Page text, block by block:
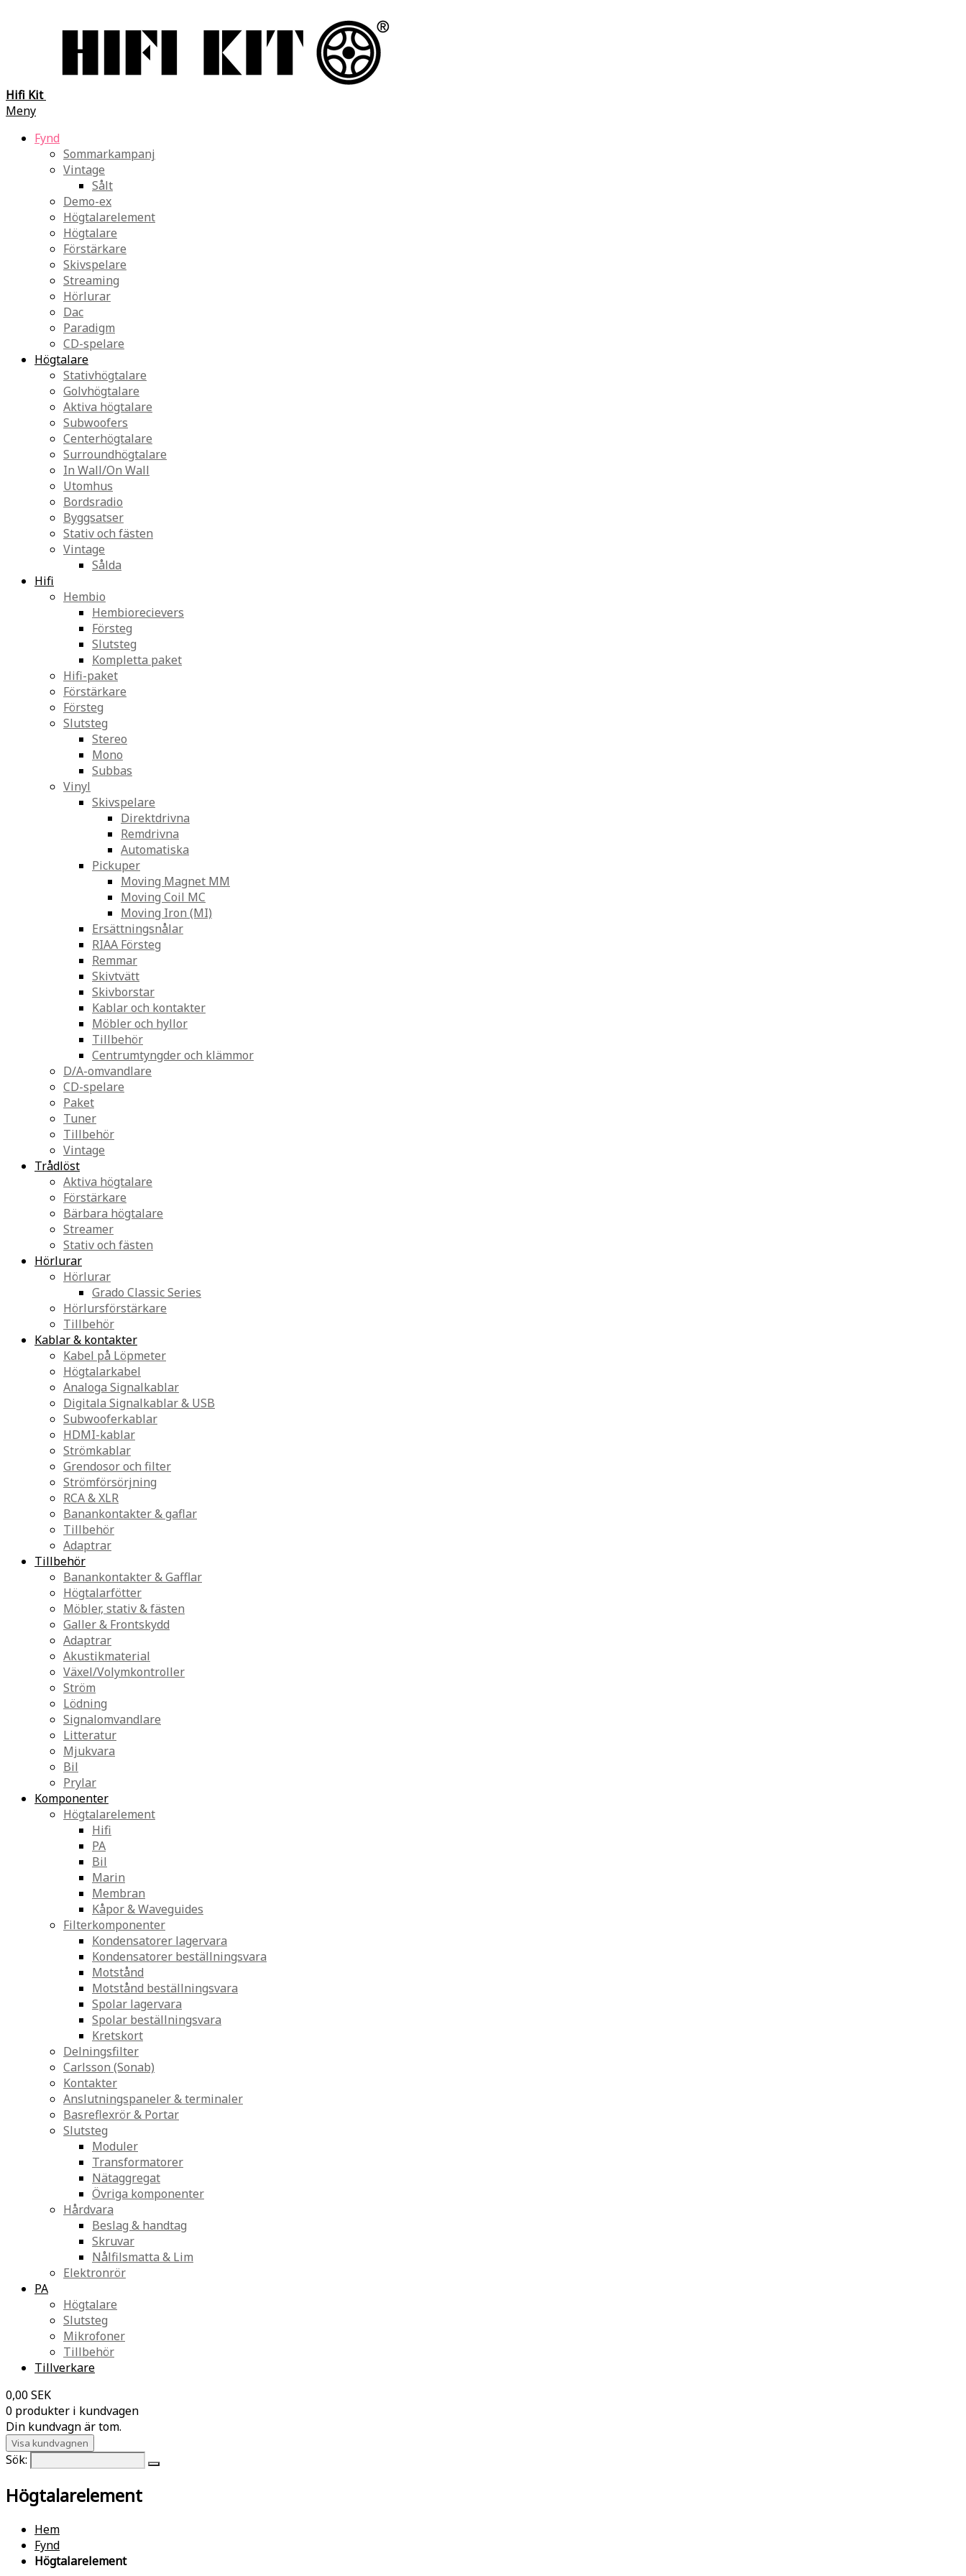
Hifi Kit
Meny
Fynd
Sommarkampanj
Vintage
Sålt
Demo-ex
Högtalarelement
Högtalare
Förstärkare
Skivspelare
Streaming
Hörlurar
Dac
Paradigm
CD-spelare
Högtalare
Stativhögtalare
Golvhögtalare
Aktiva högtalare
Subwoofers
Centerhögtalare
Surroundhögtalare
In Wall/On Wall
Utomhus
Bordsradio
Byggsatser
Stativ och fästen
Vintage
Sålda
Hifi
Hembio
Hembiorecievers
Försteg
Slutsteg
Kompletta paket
Hifi-paket
Förstärkare
Försteg
Slutsteg
Stereo
Mono
Subbas
Vinyl
Skivspelare
Direktdrivna
Remdrivna
Automatiska
Pickuper
Moving Magnet MM
Moving Coil MC
Moving Iron (MI)
Ersättningsnålar
RIAA Försteg
Remmar
Skivtvätt
Skivborstar
Kablar och kontakter
Möbler och hyllor
Tillbehör
Centrumtyngder och klämmor
D/A-omvandlare
CD-spelare
Paket
Tuner
Tillbehör
Vintage
Trådlöst
Aktiva högtalare
Förstärkare
Bärbara högtalare
Streamer
Stativ och fästen
Hörlurar
Hörlurar
Grado Classic Series
Hörlursförstärkare
Tillbehör
Kablar & kontakter
Kabel på Löpmeter
Högtalarkabel
Analoga Signalkablar
Digitala Signalkablar & USB
Subwooferkablar
HDMI-kablar
Strömkablar
Grendosor och filter
Strömförsörjning
RCA & XLR
Banankontakter & gaflar
Tillbehör
Adaptrar
Tillbehör
Banankontakter & Gafflar
Högtalarfötter
Möbler, stativ & fästen
Galler & Frontskydd
Adaptrar
Akustikmaterial
Växel/Volymkontroller
Ström
Lödning
Signalomvandlare
Litteratur
Mjukvara
Bil
Prylar
Komponenter
Högtalarelement
Hifi
PA
Bil
Marin
Membran
Kåpor & Waveguides
Filterkomponenter
Kondensatorer lagervara
Kondensatorer beställningsvara
Motstånd
Motstånd beställningsvara
Spolar lagervara
Spolar beställningsvara
Kretskort
Delningsfilter
Carlsson (Sonab)
Kontakter
Anslutningspaneler & terminaler
Basreflexrör & Portar
Slutsteg
Moduler
Transformatorer
Nätaggregat
Övriga komponenter
Hårdvara
Beslag & handtag
Skruvar
Nålfilsmatta & Lim
Elektronrör
PA
Högtalare
Slutsteg
Mikrofoner
Tillbehör
Tillverkare
0,00 SEK
0 produkter i kundvagen
Din kundvagn är tom.
Visa kundvagnen
Sök:
Högtalarelement
Hem
Fynd
Högtalarelement